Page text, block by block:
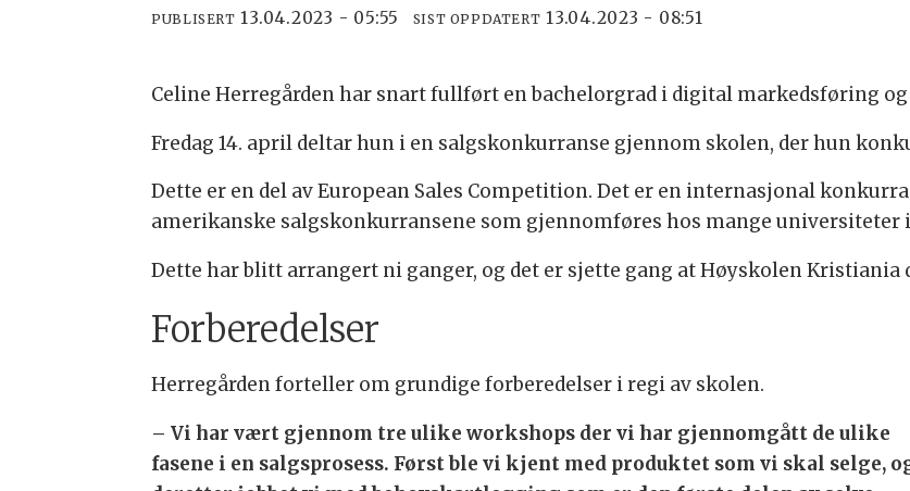
PUBLISERT 13.04.2023 - 05:55 SIST OPPDATERT 13.04.2023 - 08:51
Celine Herregården har snart fullført en bachelorgrad i digital markedsføring
Fredag 14. april deltar hun i en salgskonkurranse gjennom skolen, der hun
Dette er en del av European Sales Competition. Det er en internasjonal
amerikanske salgskonkurransene som gjennomføres hos mange universiteter i
Dette har blitt arrangert ni ganger, og det er sjette gang at Høyskolen Kristiania
Forberedelser
Herregården forteller om grundige forberedelser i regi av skolen.
– Vi har vært gjennom tre ulike workshops der vi har gjennomgått de ulike
fasene i en salgsprosess. Først ble vi kjent med produktet som vi skal selge,